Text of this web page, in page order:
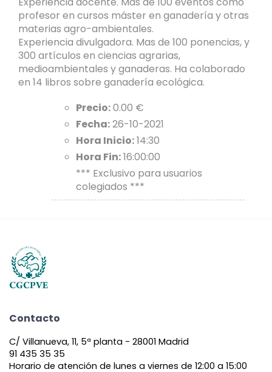
profesor en cursos máster en ganadería y otras
materias agro-ambientales.
Experiencia divulgadora. Mas de 100 ponencias, y
300 artículos en ciencias agrarias,
medioambientales y ganaderas. Ha colaborado
en 14 libros sobre ganadería ecológica.
Precio:0.00 €
Fecha:26-10-2021
Hora Inicio:14:30
Hora Fin:16:00:00
*** Exclusivo para usuarios
colegiados ***
Contacto
C/ Villanueva, 11, 5ª planta - 28001 Madrid
91 435 35 35
Horario de atención de lunes a viernes de 12:00 a 15:00